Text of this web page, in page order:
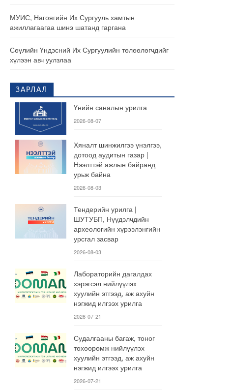
МУИС, Нагоягийн Их Сургууль хамтын
ажиллагаагаа шинэ шатанд гаргана
Сөүлийн Үндэсний Их Сургуулийн төлөөлөгчдийг
хүлээн авч уулзлаа
ЗАРЛАЛ
Үнийн саналын урилга
2026-08-07
Хяналт шинжилгээ үнэлгээ,
дотоод аудитын газар |
Нээлттэй ажлын байранд
урьж байна
2026-08-03
Тендерийн урилга |
ШУТУБП, Нүүдэлчдийн
археологийн хүрээлэнгийн
урсгал засвар
2026-08-03
Лабораторийн дагалдах
хэрэгсэл нийлүүлэх
хуулийн этгээд, аж ахуйн
нэгжид илгээх урилга
2026-07-21
Судалгааны багаж, тоног
төхөөрөмж нийлүүлэх
хуулийн этгээд, аж ахуйн
нэгжид илгээх урилга
2026-07-21